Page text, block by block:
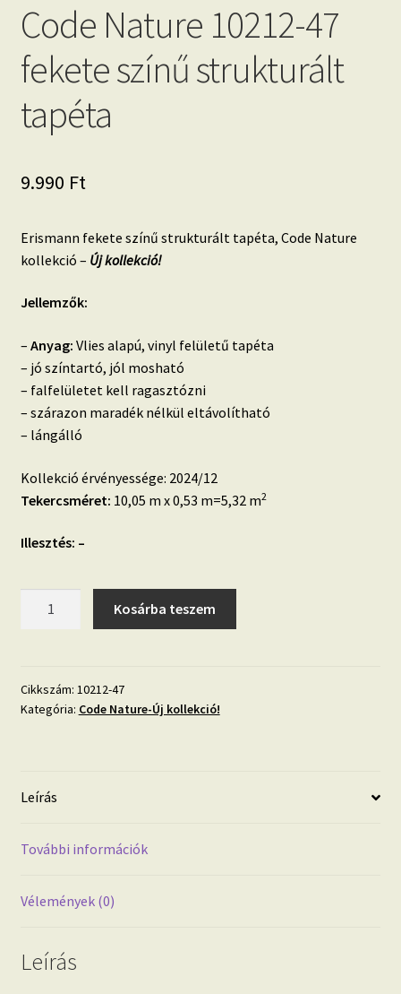
Code Nature 10212-47
fekete színű strukturált
tapéta
9.990 Ft
Erismann fekete színű strukturált tapéta, Code Nature
kollekció – Új kollekció!
Jellemzők:
– Anyag: Vlies alapú, vinyl felületű tapéta
– jó színtartó, jól mosható
– falfelületet kell ragasztózni
– szárazon maradék nélkül eltávolítható
– lángálló
Kollekció érvényessége: 2024/12
Tekercsméret: 10,05 m x 0,53 m=5,32 m2
Illesztés: –
fekete
színű
Kosárba teszem
Cikkszám: 10212-47
Kategória: Code Nature-Új kollekció!
Leírás
További információk
Vélemények (0)
Leírás